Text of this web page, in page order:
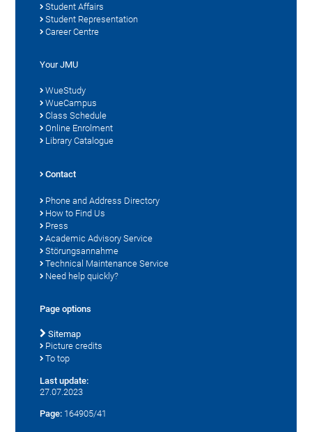
Student Affairs
Student Representation
Career Centre
Your JMU
WueStudy
WueCampus
Class Schedule
Online Enrolment
Library Catalogue
Contact
Phone and Address Directory
How to Find Us
Press
Academic Advisory Service
Störungsannahme
Technical Maintenance Service
Need help quickly?
Page options
Sitemap
Picture credits
To top
Last update:
27.07.2023
Page: 164905/41